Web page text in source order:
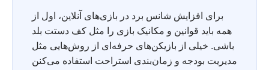
برای افزایش شانس برد در بازی‌های آنلاین، اول از
همه باید قوانین و مکانیک بازی را مثل کف دستت بلد
باشی. خیلی از بازیکن‌های حرفه‌ای از روش‌هایی مثل
مدیریت بودجه و زمان‌بندی استراحت استفاده می‌کنن